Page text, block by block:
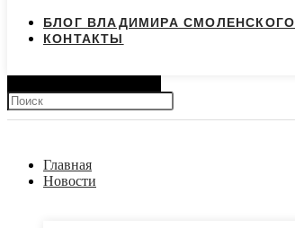
БЛОГ ВЛАДИМИРА СМОЛЕНСКОГО
КОНТАКТЫ
Главная
Новости